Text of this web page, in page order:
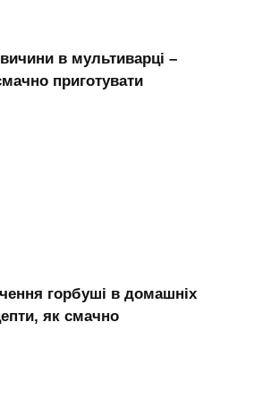
в мультиварці –
приготувати
горбуші в домашніх
як смачно